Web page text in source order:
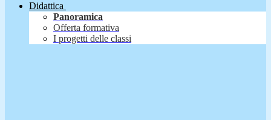
Didattica
Panoramica
Offerta formativa
I progetti delle classi